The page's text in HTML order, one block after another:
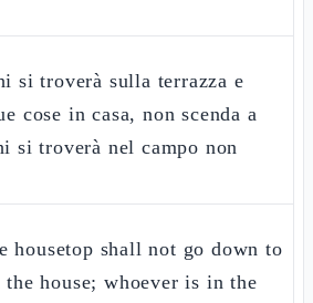
si troverà sulla terrazza e
cose in casa, non scenda a
si troverà nel campo non
housetop shall not go down to
house; whoever is in the